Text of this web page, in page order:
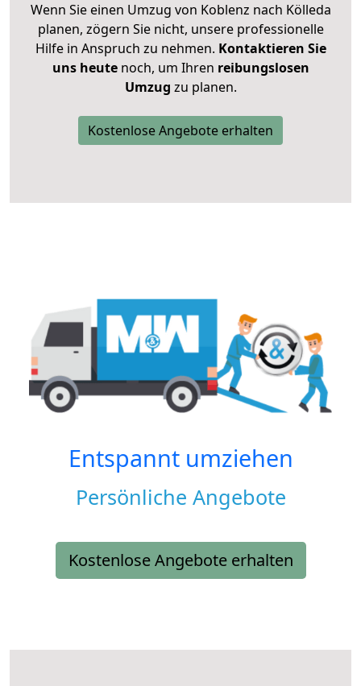
Wenn Sie einen Umzug von Koblenz nach Kölleda
planen, zögern Sie nicht, unsere professionelle
Hilfe in Anspruch zu nehmen. Kontaktieren Sie
uns heutenoch, um Ihren reibungslosen
Umzug zu planen.
Kostenlose Angebote erhalten
Entspannt umziehen
Persönliche Angebote
Kostenlose Angebote erhalten